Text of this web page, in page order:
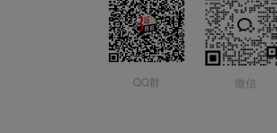
QQ群 微信